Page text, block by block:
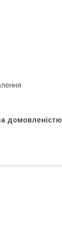
домовленістю